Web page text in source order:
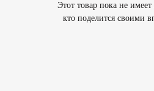
Этот товар пока не
кто поделится своими